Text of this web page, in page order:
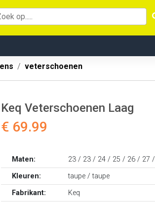
veterschoenen
Keq Veterschoenen Laag
€ 69.99
Maten:
23 / 23 / 24 / 25 / 26 / 27
Kleuren:
taupe / taupe
Fabrikant:
Keq